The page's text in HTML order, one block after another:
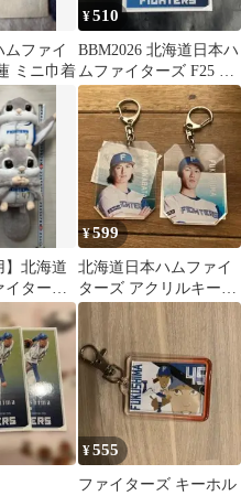
ムファイ
ミニ巾着
¥510
BBM2026 北海道日本ハ
ムファイターズ F25 福
島蓮
】北海道
ターズ
ぐるみ 4
¥599
北海道日本ハムファイ
ターズ アクリルキーホ
ルダー 2種セット
¥555
ファイターズ キーホル